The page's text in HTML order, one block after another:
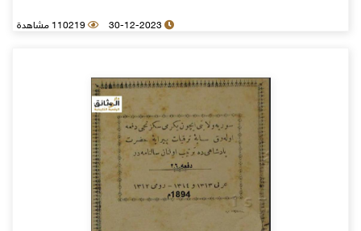
30-12-2023 110219 مشاهدة